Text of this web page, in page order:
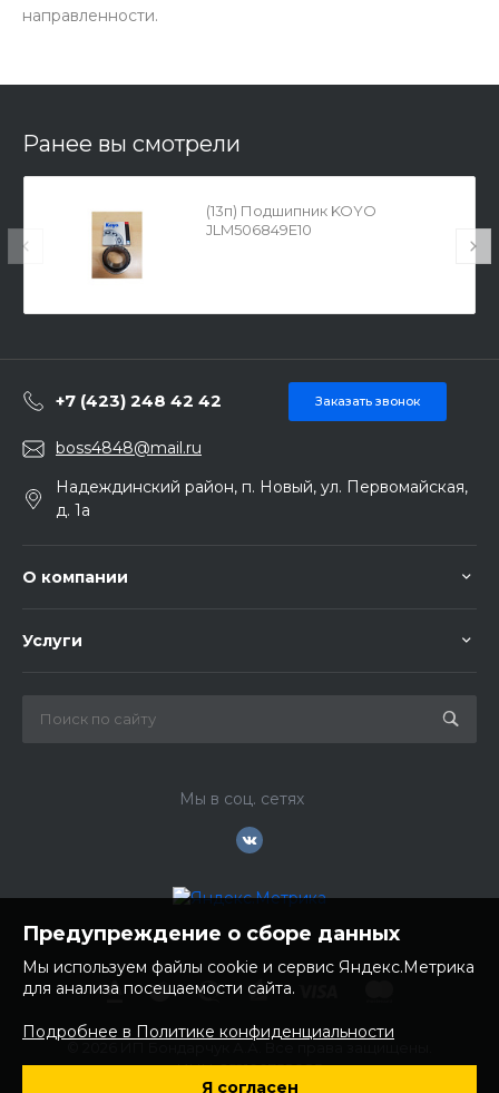
направленности.
Ранее вы смотрели
(13п) Подшипник KOYO
JLM506849E10
+7 (423) 248 42 42 Заказать звонок
boss4848@mail.ru
Надеждинский район, п. Новый, ул. Первомайская,
д. 1а
О компании
Услуги
Мы в соц. сетях
ИНН: 252100758085
Предупреждение о сборе данных
Мы используем файлы cookie и сервис Яндекс.Метрика
для анализа посещаемости сайта.
Подробнее в Политике конфиденциальности
Я согласен